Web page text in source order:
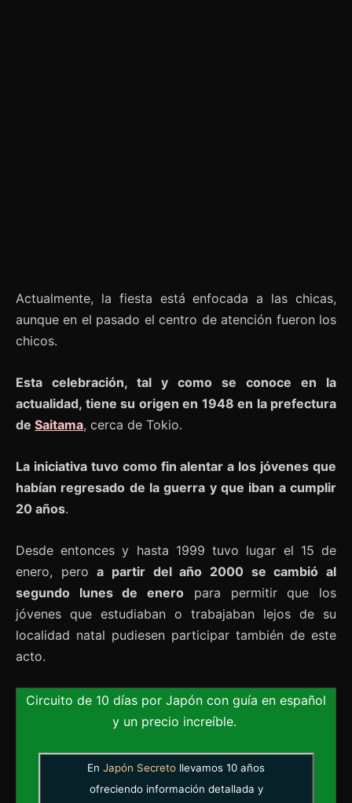
Actualmente, la fiesta está enfocada a las chicas,
aunque en el pasado el centro de atención fueron los
chicos.
Esta celebración, tal y como se conoce en la
actualidad, tiene su origen en 1948 en la prefectura
de Saitama, cerca de Tokio.
La iniciativa tuvo como fin alentar a los jóvenes que
habían regresado de la guerra y que iban a cumplir
20 años.
Desde entonces y hasta 1999 tuvo lugar el 15 de
enero, peroa partir del año 2000 se cambió al
segundo lunes de enero para permitir que los
jóvenes que estudiaban o trabajaban lejos de su
localidad natal pudiesen participar también de este
acto.
Circuito de 10 días por Japón con guía en español
y un precio increíble.
En Japón Secreto llevamos 10 años
ofreciendo información detallada y